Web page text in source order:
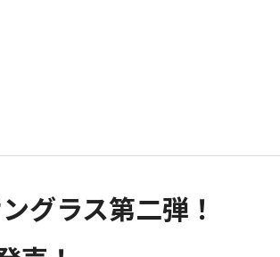
グラス第二弾！